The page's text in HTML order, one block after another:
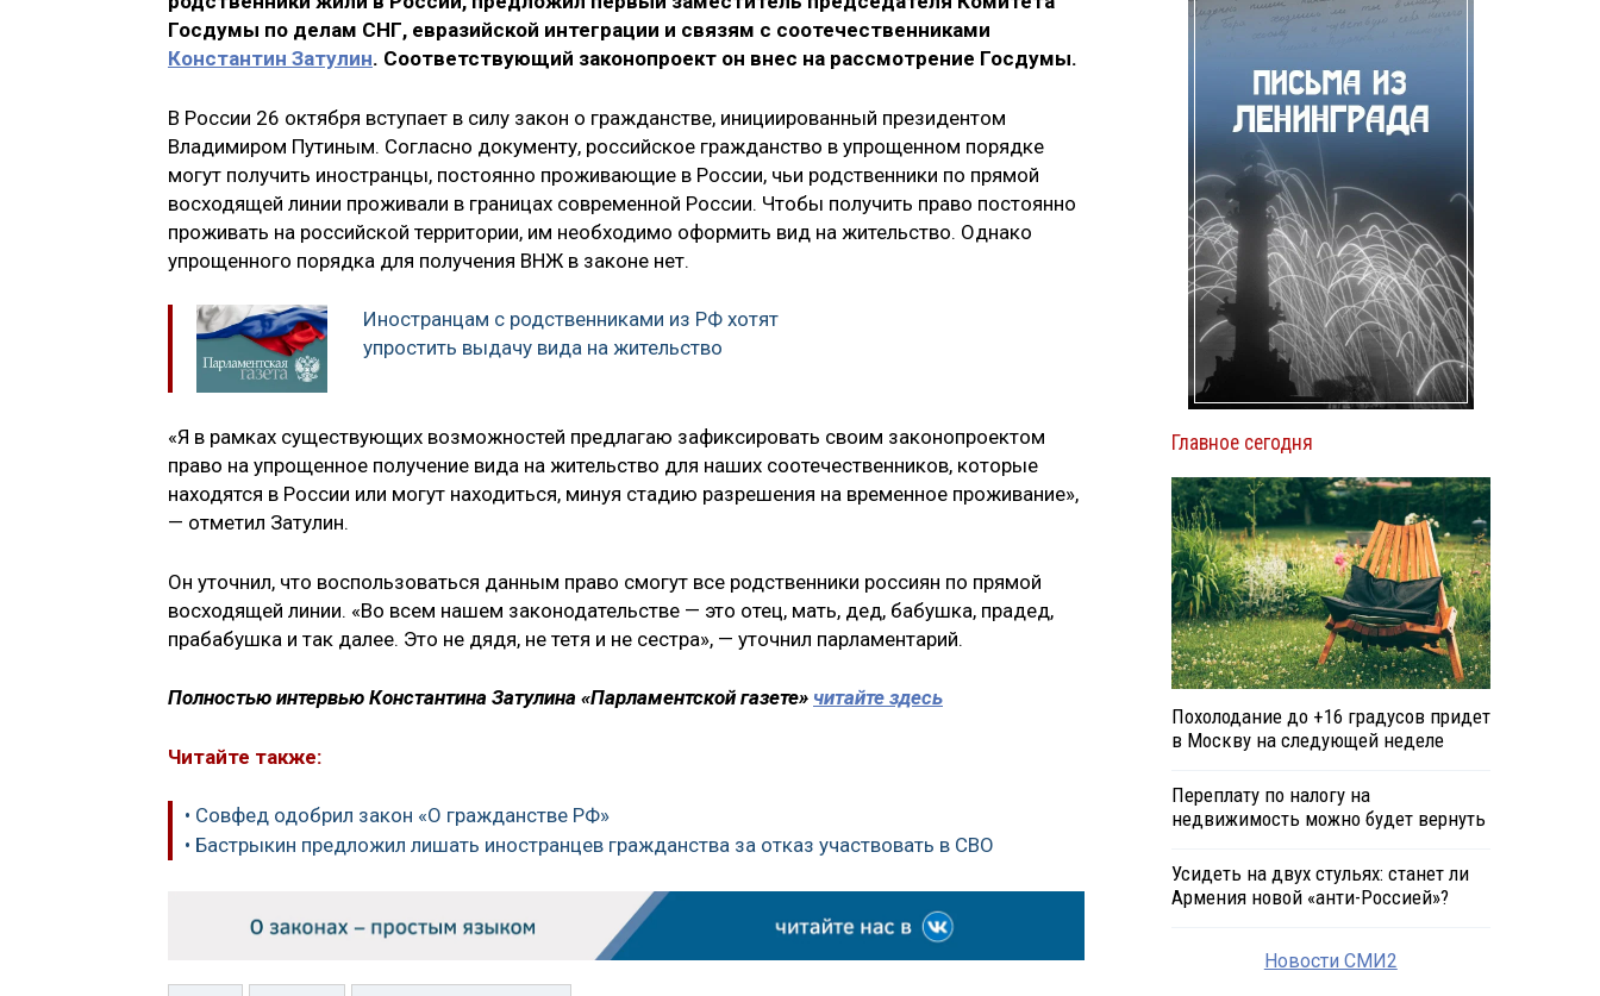
Госдумы по делам СНГ, евразийской интеграции и связям с соотечественниками
Константин Затулин. Соответствующий законопроект он внес на рассмотрение Госдумы.
В России 26 октября вступает в силу закон о гражданстве, инициированный президентом
Владимиром Путиным. Согласно документу, российское гражданство в упрощенном порядке
могут получить иностранцы, постоянно проживающие в России, чьи родственники по прямой
восходящей линии проживали в границах современной России. Чтобы получить право постоянно
проживать на российской территории, им необходимо оформить вид на жительство. Однако
упрощенного порядка для получения ВНЖ в законе нет.
Иностранцам с родственниками из РФ хотят
упростить выдачу вида на жительство
«Я в рамках существующих возможностей предлагаю зафиксировать своим законопроектом
право на упрощенное получение вида на жительство для наших соотечественников, которые
находятся в России или могут находиться, минуя стадию разрешения на временное проживание»,
— отметил Затулин.
Он уточнил, что воспользоваться данным право смогут все родственники россиян по прямой
восходящей линии. «Во всем нашем законодательстве — это отец, мать, дед, бабушка, прадед,
прабабушка и так далее. Это не дядя, не тетя и не сестра», — уточнил парламентарий.
Полностью интервью Константина Затулина «Парламентской газете» читайте здесь
Читайте также:
• Совфед одобрил закон «О гражданстве РФ»
• Бастрыкин предложил лишать иностранцев гражданства за отказ участвовать в СВО
Главное сегодня
Похолодание до +16 градусов придет
в Москву на следующей неделе
Переплату по налогу на
недвижимость можно будет вернуть
Усидеть на двух стульях: станет ли
Армения новой «анти-Россией»?
Новости СМИ2